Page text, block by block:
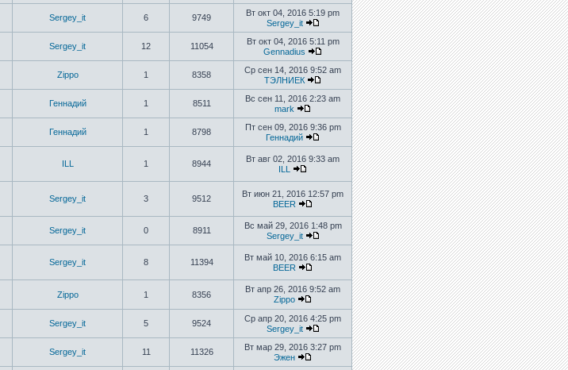
Sergey_it 6 9749
Вт окт 04, 2016 5:19 pm
Sergey_it
Sergey_it 12 11054
Вт окт 04, 2016 5:11 pm
Gennadius
Zippo 1 8358
Ср сен 14, 2016 9:52 am
ТЭЛНИЕК
Геннадий 1 8511
Вс сен 11, 2016 2:23 am
mark
Геннадий 1 8798
Пт сен 09, 2016 9:36 pm
Геннадий
ILL 1 8944
Вт авг 02, 2016 9:33 am
ILL
Sergey_it 3 9512
Вт июн 21, 2016 12:57 pm
BEER
Sergey_it 0 8911
Вс май 29, 2016 1:48 pm
Sergey_it
Sergey_it 8 11394
Вт май 10, 2016 6:15 am
BEER
Zippo 1 8356
Вт апр 26, 2016 9:52 am
Zippo
Sergey_it 5 9524
Ср апр 20, 2016 4:25 pm
Sergey_it
Sergey_it 11 11326
Вт мар 29, 2016 3:27 pm
Эжен